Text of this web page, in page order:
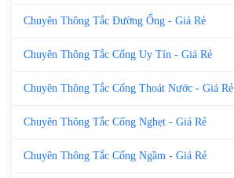
Chuyên Thông Tắc Đường Ống - Giá Rẻ
Chuyên Thông Tắc Cống Uy Tín - Giá Rẻ
Chuyên Thông Tắc Cống Thoát Nước - Giá Rẻ
Chuyên Thông Tắc Cống Nghẹt - Giá Rẻ
Chuyên Thông Tắc Cống Ngầm - Giá Rẻ